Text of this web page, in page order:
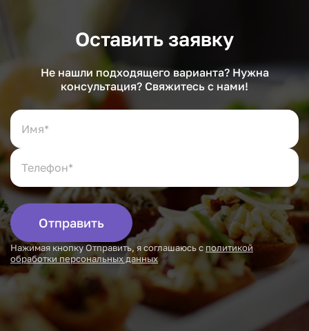
Оставить заявку
Не нашли подходящего варианта? Нужна
консультация? Свяжитесь с нами!
Отправить
Нажимая кнопку Отправить, я соглашаюсь сполитикой
обработки персональных данных